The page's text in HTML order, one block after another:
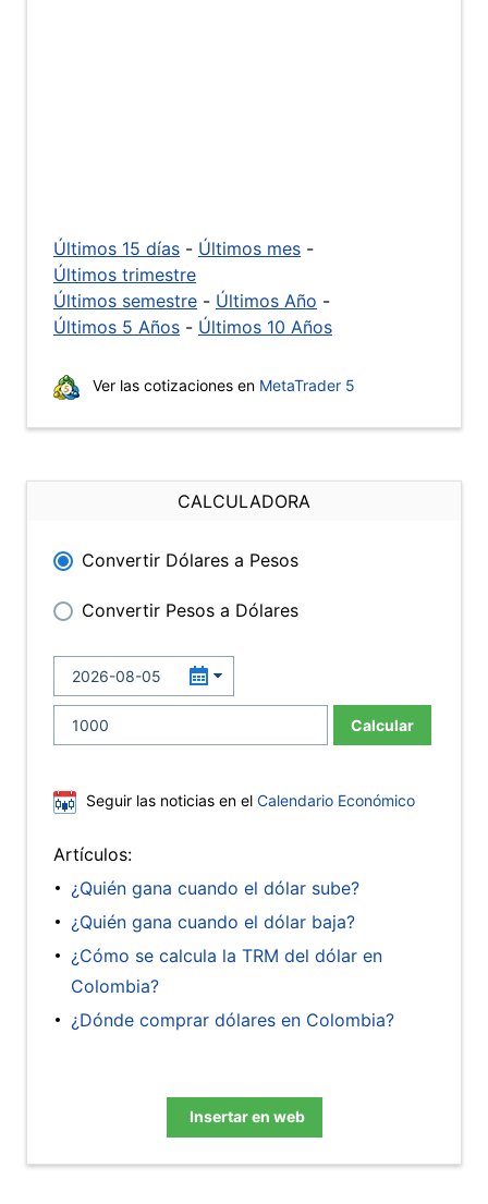
Últimos 15 días - Últimos mes -
Últimos trimestre
Últimos semestre - Últimos Año -
Últimos 5 Años - Últimos 10 Años
Ver las cotizaciones en MetaTrader 5
CALCULADORA
Convertir Dólares a Pesos
Convertir Pesos a Dólares
Calcular
Seguir las noticias en el Calendario Económico
Artículos:
¿Quién gana cuando el dólar sube?
¿Quién gana cuando el dólar baja?
¿Cómo se calcula la TRM del dólar en
Colombia?
¿Dónde comprar dólares en Colombia?
Insertar en web